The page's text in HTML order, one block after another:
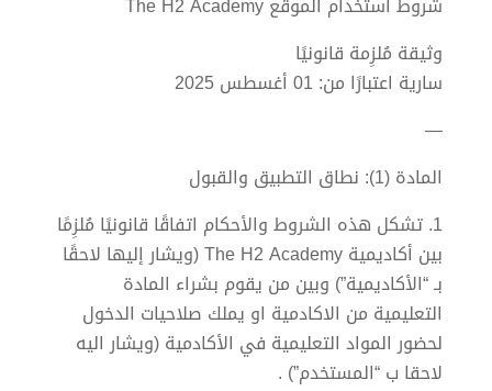
وثيقة مُلزِمة قانونيًا
سارية اعتبارًا من: 01 أغسطس 2025
—
المادة (1): نطاق التطبيق والقبول
1. تشكل هذه الشروط والأحكام اتفاقًا قانونيًا مُلزِمًا
بين أكاديمية The H2 Academy (ويشار إليها لاحقًا
بـ “الأكاديمية”) وبين من يقوم بشراء المادة
التعليمية من الاكادمية او يملك صلاحيات الدخول
لحضور المواد التعليمية في الأكادمية (ويشار اليه
لاحقا ب “المستخدم”) .